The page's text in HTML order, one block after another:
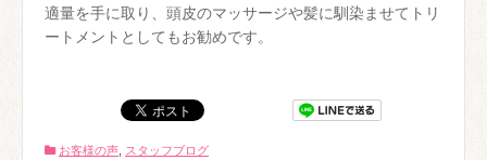
適量を手に取り、頭皮のマッサージや髪に馴染ませてトリ
ートメントとしてもお勧めです。
お客様の声
スタッフブログ